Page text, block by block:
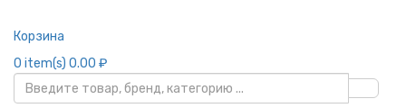
Корзина
0 item(s) 0.00 ₽